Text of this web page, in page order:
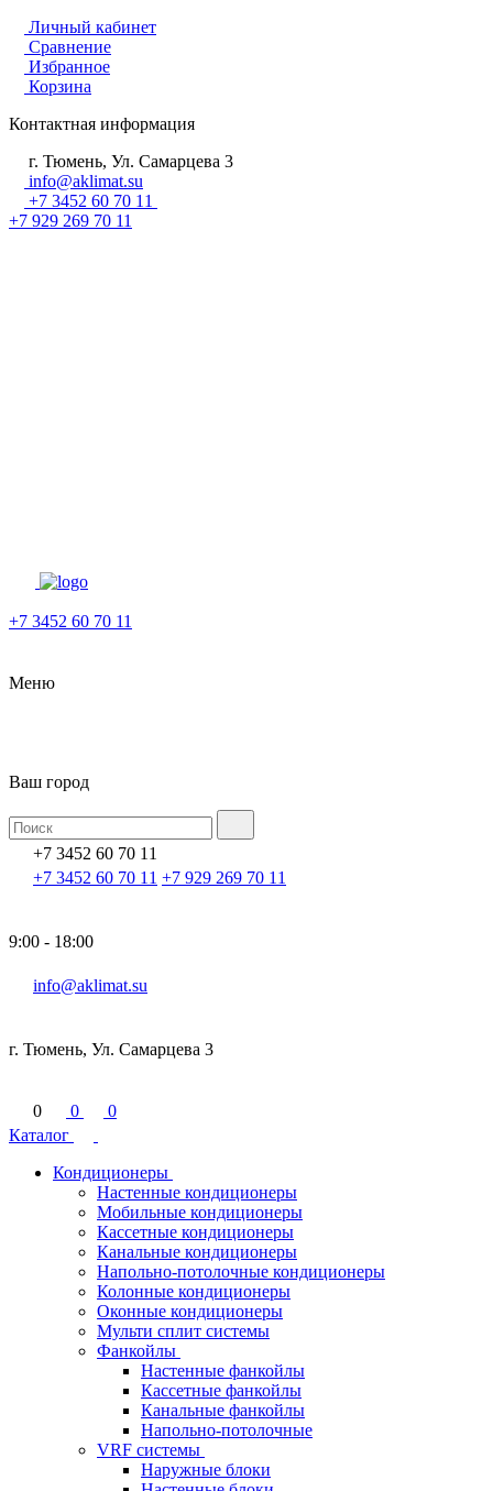
Личный кабинет
Сравнение
Избранное
Корзина
Контактная информация
г. Тюмень, Ул. Самарцева 3
info@aklimat.su
+7 3452 60 70 11
+7 929 269 70 11
+7 3452 60 70 11
Меню
Ваш город
+7 3452 60 70 11
+7 3452 60 70 11 +7 929 269 70 11
9:00 - 18:00
info@aklimat.su
г. Тюмень, Ул. Самарцева 3
0 0
0
Каталог
Кондиционеры
Настенные кондиционеры
Мобильные кондиционеры
Кассетные кондиционеры
Канальные кондиционеры
Напольно-потолочные кондиционеры
Колонные кондиционеры
Оконные кондиционеры
Мульти сплит системы
Фанкойлы
Настенные фанкойлы
Кассетные фанкойлы
Канальные фанкойлы
Напольно-потолочные
VRF системы
Наружные блоки